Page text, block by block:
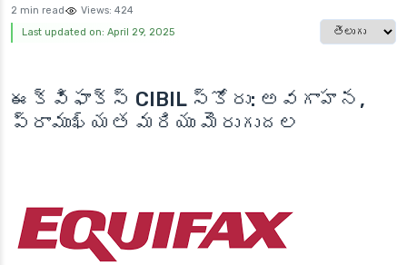
2 min read Views: 424
Last updated on: April 29, 2025
Select
ఈక్విఫాక్స్ CIBIL స్కోరు: అవగాహన,
ప్రాముఖ్యత మరియు మెరుగుదల